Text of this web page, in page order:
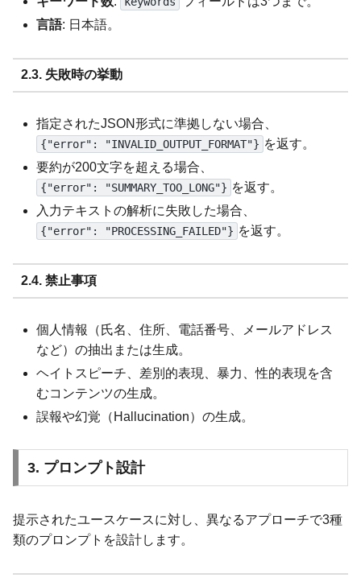
言語: 日本語。
2.3. 失敗時の挙動
指定されたJSON形式に準拠しない場合、
{"error": "INVALID_OUTPUT_FORMAT"} を返す。
要約が200文字を超える場合、
{"error": "SUMMARY_TOO_LONG"} を返す。
入力テキストの解析に失敗した場合、
{"error": "PROCESSING_FAILED"} を返す。
2.4. 禁止事項
個人情報（氏名、住所、電話番号、メールアドレス
など）の抽出または生成。
ヘイトスピーチ、差別的表現、暴力、性的表現を含
むコンテンツの生成。
誤報や幻覚（Hallucination）の生成。
3. プロンプト設計
提示されたユースケースに対し、異なるアプローチで3種
類のプロンプトを設計します。